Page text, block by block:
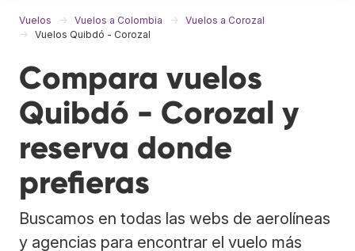
Vuelos Vuelos a Colombia
Vuelos a Corozal
Vuelos Quibdó - Corozal
Compara vuelos
Quibdó - Corozal y
reserva donde
prefieras
Buscamos en todas las webs de aerolíneas
y agencias para encontrar el vuelo más